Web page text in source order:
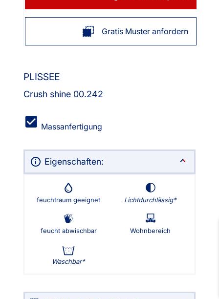
PLISSEE
Crush shine 00.242
Massanfertigung
Eigenschaften:
feuchtraum geeignet Lichtdurchlässig
feucht abwischbar Wohnbereich
Waschbar
Gratis Muster anfordern